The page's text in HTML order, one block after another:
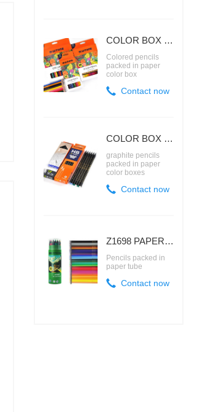
COLOR BOX FOR COLORED PENCILS
Colored pencils
packed in paper
color box
Contact now
COLOR BOX FOR GRAPHITE PENCILS
graphite pencils
packed in paper
color boxes
Contact now
Z1698 PAPER TUBE
Pencils packed in
paper tube
Contact now